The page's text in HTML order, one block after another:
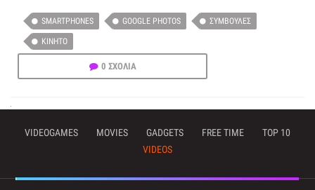
SMARTPHONES GOOGLE PHOTOS ΣΥΜΒΟΥΛΈΣ
ΚΙΝΗΤΌ
0 ΣΧΟΛΙΑ
VIDEOGAMES MOVIES GADGETS FREE TIME
TOP 10
VIDEOS